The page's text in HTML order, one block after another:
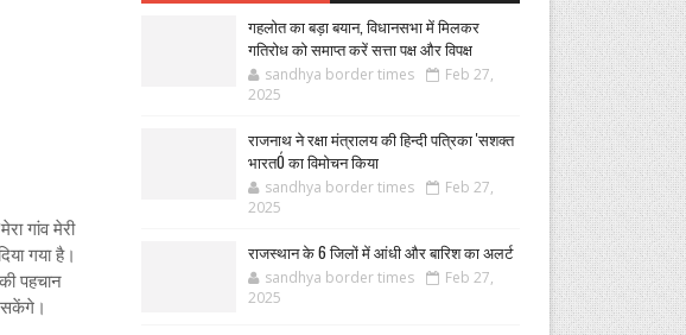
गांव मेरी
गया है।
पहचान
सकेंगे।
गहलोत का बड़ा बयान, विधानसभा में मिलकर
गतिरोध को समाप्त करें सत्ता पक्ष और विपक्ष
sandhya border times
Feb 27,
2025
राजनाथ ने रक्षा मंत्रालय की हिन्दी पत्रिका 'सशक्त
भारतÓ का विमोचन किया
sandhya border times
Feb 27,
2025
राजस्थान के 6 जिलों में आंधी और बारिश का अलर्ट
sandhya border times
Feb 27,
2025